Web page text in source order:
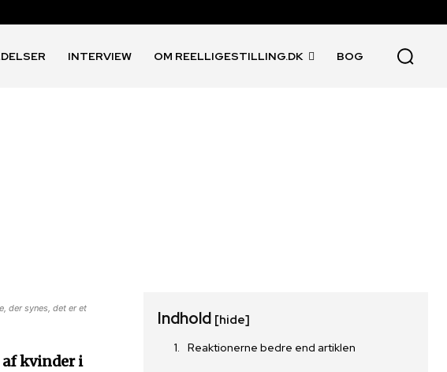
INTERVIEW OM REELLIGESTILLING.DK BOG
der synes, det er et
kvinder i
Indhold [hide]
Reaktionerne bedre end artiklen